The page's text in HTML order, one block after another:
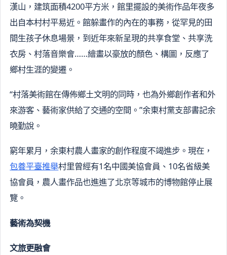
漢山，建筑面積4200平方米，館里擺設的美術作品年夜多
出自本村村平易近。館躲畫作的內在的事務，從罕見的田
間生孩子休息場景，到近年來新呈現的共享食堂、共享洗
衣房、村落音樂會……繪畫以豪放的顏色、構圖，反應了
鄉村生涯的變遷。
“村落美術館在傳佈鄉土文明的同時，也為外鄉創作者和外
來游客、藝術家供給了交通的空間。”余東村黨支部書記余
曉勤說。
窮年累月，余東村農人畫家的創作程度不竭進步。現在，
包養平臺推舉村里曾經有1名中國美協會員、10名省級美
協會員，農人畫作品也進進了北京等城市的博物館停止展
覽。
藝術為契機
文旅更融會